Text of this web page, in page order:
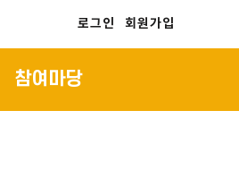
로그인 회원가입
참여마당